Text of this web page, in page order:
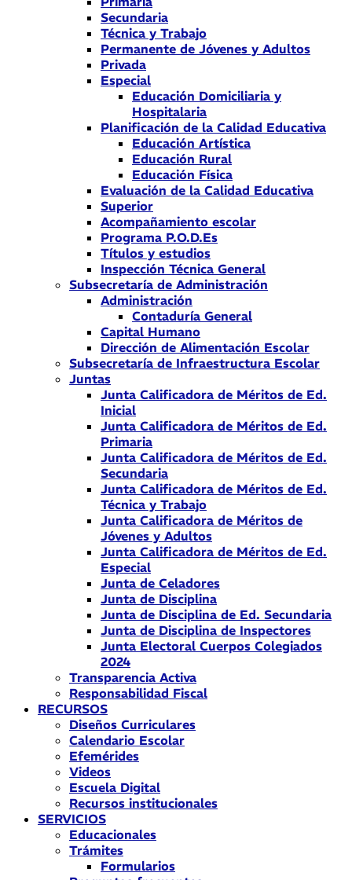
Secundaria
Técnica y Trabajo
Permanente de Jóvenes y Adultos
Privada
Especial
Educación Domiciliaria y
Hospitalaria
Planificación de la Calidad Educativa
Educación Artística
Educación Rural
Educación Física
Evaluación de la Calidad Educativa
Superior
Acompañamiento escolar
Programa P.O.D.Es
Títulos y estudios
Inspección Técnica General
Subsecretaría de Administración
Administración
Contaduría General
Capital Humano
Dirección de Alimentación Escolar
Subsecretaría de Infraestructura Escolar
Juntas
Junta Calificadora de Méritos de Ed.
Inicial
Junta Calificadora de Méritos de Ed.
Primaria
Junta Calificadora de Méritos de Ed.
Secundaria
Junta Calificadora de Méritos de Ed.
Técnica y Trabajo
Junta Calificadora de Méritos de
Jóvenes y Adultos
Junta Calificadora de Méritos de Ed.
Especial
Junta de Celadores
Junta de Disciplina
Junta de Disciplina de Ed. Secundaria
Junta de Disciplina de Inspectores
Junta Electoral Cuerpos Colegiados
2024
Transparencia Activa
Responsabilidad Fiscal
RECURSOS
Diseños Curriculares
Calendario Escolar
Efemérides
Videos
Escuela Digital
Recursos institucionales
SERVICIOS
Educacionales
Trámites
Formularios